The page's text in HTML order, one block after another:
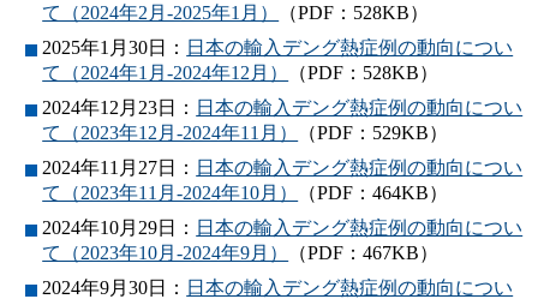
て（2024年2月-2025年1月）
（PDF：528KB）
2025年1月30日： 日本の輸入デング熱症例の動向につい
て（2024年1月-2024年12月）
（PDF：528KB）
2024年12月23日： 日本の輸入デング熱症例の動向につい
て（2023年12月-2024年11月）
（PDF：529KB）
2024年11月27日： 日本の輸入デング熱症例の動向につい
て（2023年11月-2024年10月）
（PDF：464KB）
2024年10月29日： 日本の輸入デング熱症例の動向につい
て（2023年10月-2024年9月）
（PDF：467KB）
2024年9月30日： 日本の輸入デング熱症例の動向につい